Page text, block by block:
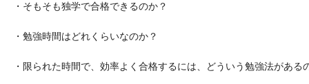
・そもそも独学で合格できるのか？
・勉強時間はどれくらいなのか？
・限られた時間で、効率よく合格するには、どういう勉強法がある